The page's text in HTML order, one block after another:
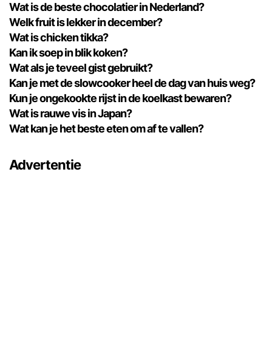
Wat is de beste chocolatier in Nederland?
Welk fruit is lekker in december?
Wat is chicken tikka?
Kan ik soep in blik koken?
Wat als je teveel gist gebruikt?
Kan je met de slowcooker heel de dag van huis weg?
Kun je ongekookte rijst in de koelkast bewaren?
Wat is rauwe vis in Japan?
Wat kan je het beste eten om af te vallen?
Advertentie